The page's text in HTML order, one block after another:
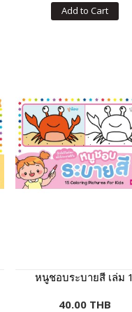
Add to Cart
หนูชอบระบายสี เล่ม 1
40.00 THB